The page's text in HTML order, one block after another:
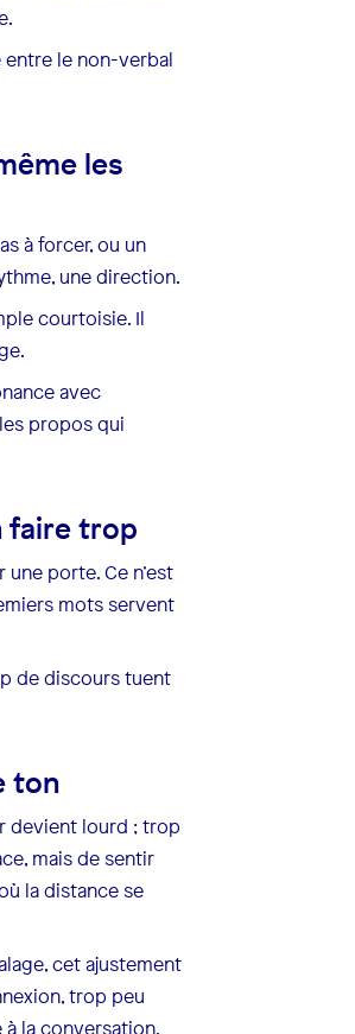
entre le non-verbal
les
à forcer, ou un
une direction.
courtoisie. Il
avec
propos qui
faire trop
porte. Ce n’est
mots servent
de discours tuent
ton
devient lourd ; trop
mais de sentir
la distance se
cet ajustement
trop peu
à la conversation.